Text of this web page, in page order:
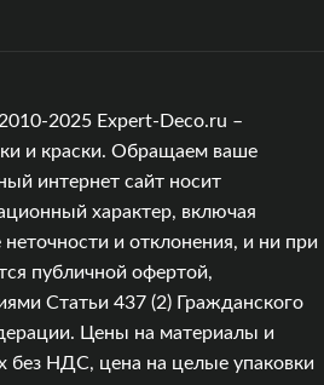
2025 Expert-Deco.ru –
и краски. Обращаем ваше
интернет сайт носит
характер, включая
и отклонения, и ни при
публичной офертой,
Статьи 437 (2) Гражданского
Цены на материалы и
без НДС, цена на целые упаковки